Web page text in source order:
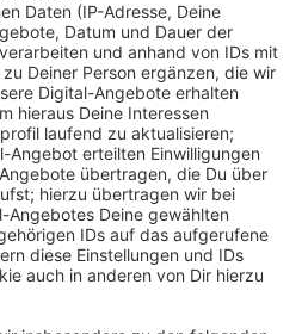
23%
16%
11%
5%